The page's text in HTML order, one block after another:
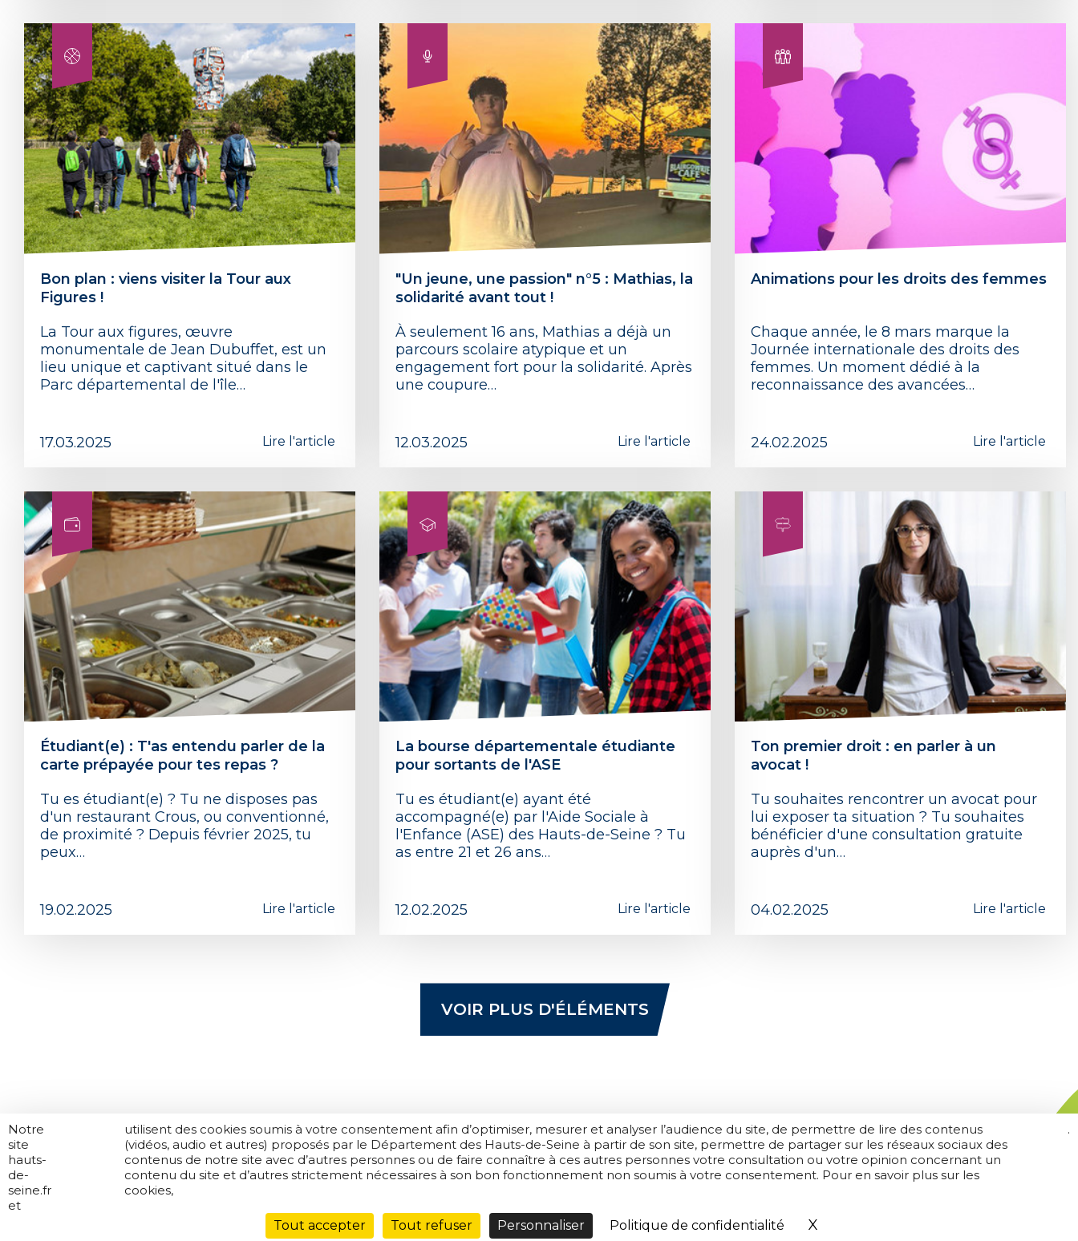
Bon plan : viens visiter la Tour aux
Figures !
La Tour aux figures, œuvre
monumentale de Jean Dubuffet, est un
lieu unique et captivant situé dans le
Parc départemental de l'île…
17.03.2025 Lire l'article
"Un jeune, une passion" n°5 : Mathias, la
solidarité avant tout !
À seulement 16 ans, Mathias a déjà un
parcours scolaire atypique et un
engagement fort pour la solidarité. Après
une coupure…
12.03.2025 Lire l'article
Animations pour les droits des femmes
Chaque année, le 8 mars marque la
Journée internationale des droits des
femmes. Un moment dédié à la
reconnaissance des avancées…
24.02.2025 Lire l'article
Étudiant(e) : T'as entendu parler de la
carte prépayée pour tes repas ?
Tu es étudiant(e) ? Tu ne disposes pas
d'un restaurant Crous, ou conventionné,
de proximité ? Depuis février 2025, tu
peux…
19.02.2025 Lire l'article
La bourse départementale étudiante
pour sortants de l'ASE
Tu es étudiant(e) ayant été
accompagné(e) par l'Aide Sociale à
l'Enfance (ASE) des Hauts-de-Seine ? Tu
as entre 21 et 26 ans…
12.02.2025 Lire l'article
Ton premier droit : en parler à un
avocat !
Tu souhaites rencontrer un avocat pour
lui exposer ta situation ? Tu souhaites
bénéficier d'une consultation gratuite
auprès d'un…
04.02.2025 Lire l'article
VOIR PLUS D'ÉLÉMENTS
Contactez-nous Jeune en danger : on t'aide Plan de site Protection de données Mentions légales Cookies Accessibilité : non conforme Gestion des cookies (
Notre
site
hauts-
de-
seine.fr
et
utilisent des cookies soumis à votre consentement afin d’optimiser, mesurer et analyser l’audience du site, de permettre de lire des contenus
(vidéos, audio et autres) proposés par le Département des Hauts-de-Seine à partir de son site, permettre de partager sur les réseaux sociaux des
contenus de notre site avec d’autres personnes ou de faire connaître à ces autres personnes votre consultation ou votre opinion concernant un
contenu du site et d’autres strictement nécessaires à son bon fonctionnement non soumis à votre consentement. Pour en savoir plus sur les
cookies,
.
Tout accepter Tout refuser Personnaliser Politique de confidentialité X